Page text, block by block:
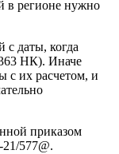
в регионе нужно
с даты, когда
НК). Иначе
с их расчетом, и
приказом
577@.